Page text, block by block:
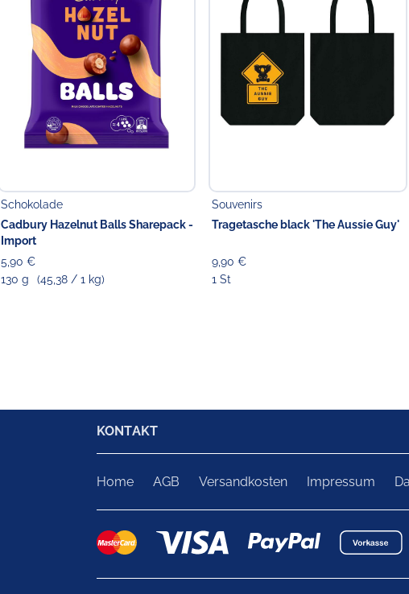
Schokolade
Cadbury Hazelnut Balls Sharepack -
Import
5,90 €
130 g
(45,38 / 1 kg)
Souvenirs
Tragetasche black 'The Aussie Guy'
9,90 €
1 St
KONTAKT
Home AGB Versandkosten Impressum